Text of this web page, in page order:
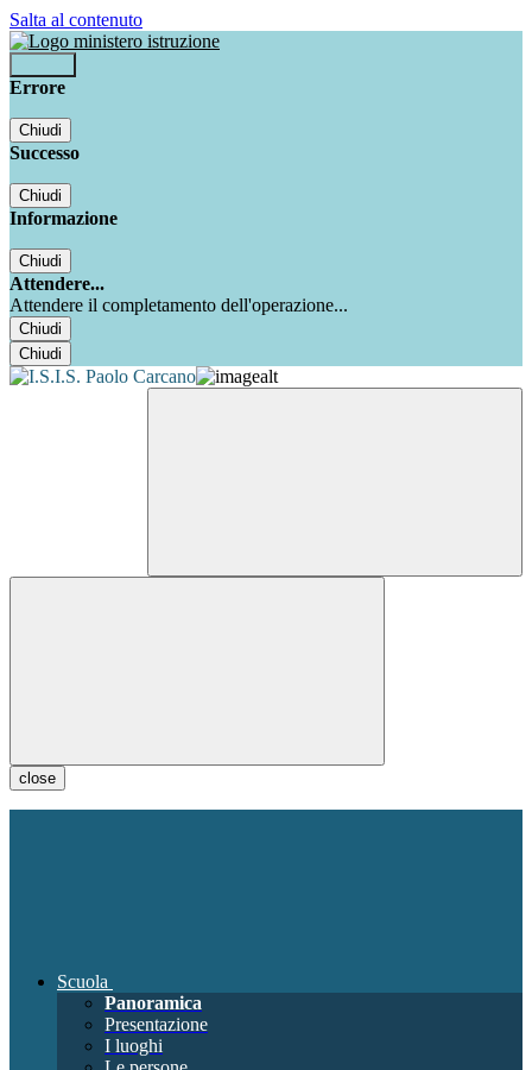
Salta al contenuto
Errore
Chiudi
Successo
Chiudi
Informazione
Chiudi
Attendere...
Attendere il completamento dell'operazione...
Chiudi
Chiudi
close
Scuola
Panoramica
Presentazione
I luoghi